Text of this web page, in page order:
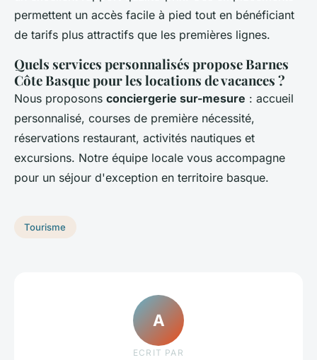
permettent un accès facile à pied tout en bénéficiant
de tarifs plus attractifs que les premières lignes.
Quels services personnalisés propose Barnes
Côte Basque pour les locations de vacances ?
Nous proposons conciergerie sur-mesure : accueil
personnalisé, courses de première nécessité,
réservations restaurant, activités nautiques et
excursions. Notre équipe locale vous accompagne
pour un séjour d'exception en territoire basque.
Tourisme
A
ECRIT PAR